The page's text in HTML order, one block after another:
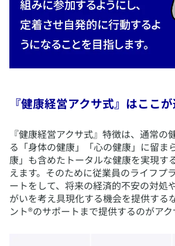
『健康経営アクサ式』はここが
『健康経営アクサ式』特徴は、通常の
る「身体の健康」「心の健康」に留ま
康」も含めたトータルな健康を実現す
えます。そのために従業員のライフプ
ートをして、将来の経済的不安の対処
がいを考え具現化する機会を提供する
ント®のサポートまで提供するのがアク